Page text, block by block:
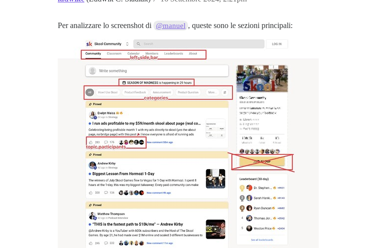
Per analizzare lo screenshot di @manuel , queste sono le sezioni principali: